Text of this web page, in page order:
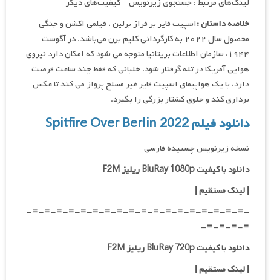
خلاصه داستان :اسپیت فایر بر فراز برلین ، فیلمی اکشن و جنگی
محصول سال ۲۰۲۲ به کارگردانی کلیم برن می‌باشد. در آگوست
۱۹۴۴، سازمان اطلاعات بریتانیا متوجه می شود که امکان دارد نیروی
هوایی آمریکا در تله گرفتار شود. خلبانی که فقط چند ساعت فرصت
دارد، با یک هواپیمای اسپیت فایر غیر مسلح پرواز می کند تا عکس
برداری کند و جلوی کشتار بزرگی را بگیرد.
دانلود فیلم Spitfire Over Berlin 2022
نسخه زیرنویس چسبیده فارسی
دانلود با کیفیت BluRay 1080p ریلیز F2M
|لینک مستقیم|
-=-=-=-=-=-=-=-=-=-=-=-=-=-=-=-=-=-=-
=-=-=-=-
دانلود با کیفیت BluRay 720p ریلیز F2M
| لینک مستقیم|